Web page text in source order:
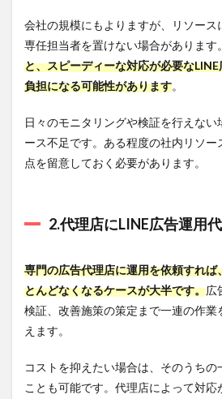
株式
会社グ
ラッド
キュー
ブの強
み
5.2.3
株式会
社グラ
ッドキ
5.3
株式
ユニ
アド
5.3.1
め！
5.3.2
会社の規模にもよりますが、リソース
専任担当者を置けない場合があります。
と、スピーディーな対応が必要な
負担になる可能性があります。
日々のモニタリングや検証を行えない
ース不足です。ある程度の社内リソー
点を留意しておく必要があります。
2.代理店にLINE広告運用
専門の広告代理店に運用を依頼すれば
とんどなくなるケースが大半です。広
検証、改善施策の策定まで一連の作業
えます。
コストを抑えたい場合は、そのうちの
ことも可能です。代理店によって対応